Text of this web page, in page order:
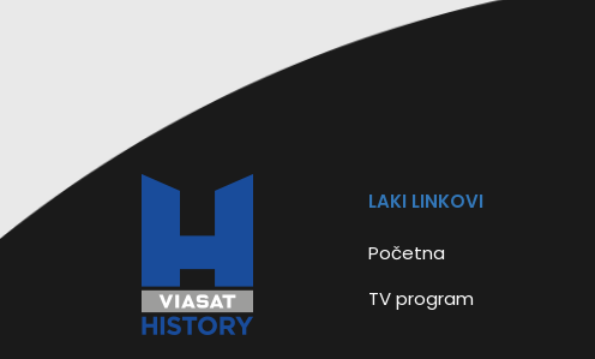
LAKI LINKOVI
Početna
TV program